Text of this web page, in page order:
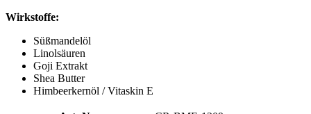
Wirkstoffe:
Süßmandelöl
Linolsäuren
Goji Extrakt
Shea Butter
Himbeerkernöl / Vitaskin E